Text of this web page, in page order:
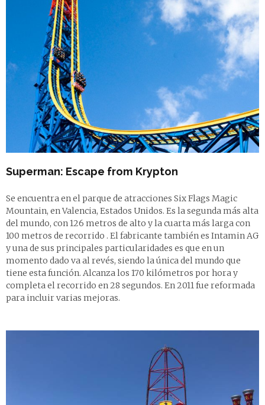
Superman: Escape from Krypton
Se encuentra en el parque de atracciones Six Flags Magic
Mountain, en Valencia, Estados Unidos. Es la segunda más alta
del mundo, con 126 metros de alto y la cuarta más larga con
100 metros de recorrido . El fabricante también es Intamin AG
y una de sus principales particularidades es que en un
momento dado va al revés, siendo la única del mundo que
tiene esta función. Alcanza los 170 kilómetros por hora y
completa el recorrido en 28 segundos. En 2011 fue reformada
para incluir varias mejoras.